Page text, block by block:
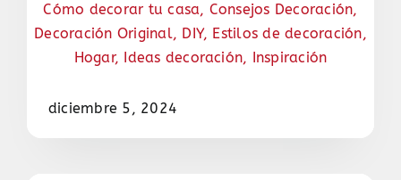
Cómo decorar tu casa, Consejos Decoración,
Decoración Original, DIY, Estilos de decoración,
Hogar, Ideas decoración, Inspiración
diciembre 5, 2024